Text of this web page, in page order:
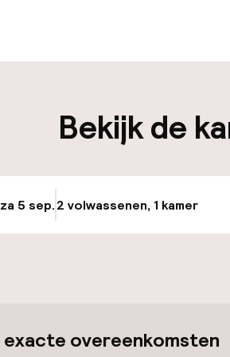
op eigen
op eigen
Bekijk de
5 sep.2 volwassenen, 1 kamer
exacte overeenkomsten